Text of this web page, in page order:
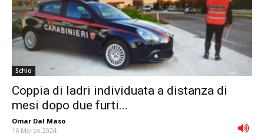
Schio
Coppia di ladri individuata a distanza di
mesi dopo due furti...
Omar Dal Maso -
16 Marzo 2024